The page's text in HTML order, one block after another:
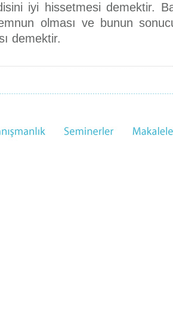
iyi hissetmesi demektir.
olması ve bunun
demektir.